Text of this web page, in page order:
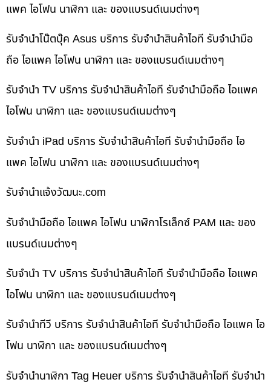
แพค ไอโฟน นาฬิกา และ ของแบรนด์เนมต่างๆ
รับจำนำโน๊ตบุ๊ค Asus บริการ รับจำนำสินค้าไอที รับจำนำมือ
ถือ ไอแพค ไอโฟน นาฬิกา และ ของแบรนด์เนมต่างๆ
รับจำนำ TV บริการ รับจำนำสินค้าไอที รับจำนำมือถือ ไอแพค
ไอโฟน นาฬิกา และ ของแบรนด์เนมต่างๆ
รับจำนำ iPad บริการ รับจำนำสินค้าไอที รับจำนำมือถือ ไอ
แพค ไอโฟน นาฬิกา และ ของแบรนด์เนมต่างๆ
รับจํานําแจ้งวัฒนะ.com
รับจำนำมือถือ ไอแพค ไอโฟน นาฬิกาโรเล็กซ์ PAM และ ของ
แบรนด์เนมต่างๆ
รับจำนำ TV บริการ รับจำนำสินค้าไอที รับจำนำมือถือ ไอแพค
ไอโฟน นาฬิกา และ ของแบรนด์เนมต่างๆ
รับจำนำทีวี บริการ รับจำนำสินค้าไอที รับจำนำมือถือ ไอแพค ไอ
โฟน นาฬิกา และ ของแบรนด์เนมต่างๆ
รับจำนำนาฬิกา Tag Heuer บริการ รับจำนำสินค้าไอที รับจำนำ